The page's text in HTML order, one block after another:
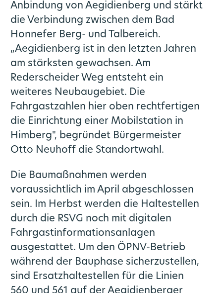
Anbindung von Aegidienberg und stärkt
die Verbindung zwischen dem Bad
Honnefer Berg- und Talbereich.
„Aegidienberg ist in den letzten Jahren
am stärksten gewachsen. Am
Rederscheider Weg entsteht ein
weiteres Neubaugebiet. Die
Fahrgastzahlen hier oben rechtfertigen
die Einrichtung einer Mobilstation in
Himberg", begründet Bürgermeister
Otto Neuhoff die Standortwahl.
Die Baumaßnahmen werden
voraussichtlich im April abgeschlossen
sein. Im Herbst werden die Haltestellen
durch die RSVG noch mit digitalen
Fahrgastinformationsanlagen
ausgestattet. Um den ÖPNV-Betrieb
während der Bauphase sicherzustellen,
sind Ersatzhaltestellen für die Linien